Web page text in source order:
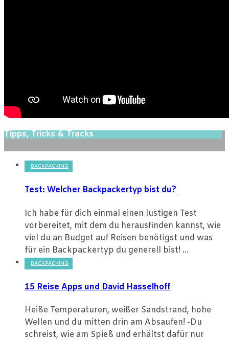
Tipps, Tricks & Tracks
BACKPACKING
Test: Welcher Backpackertyp bist du?
Ich habe für dich einmal einen lustigen Test
vorbereitet, mit dem du herausfinden kannst, wie
viel du an Budget auf Reisen benötigst und was
für ein Backpackertyp du generell bist! ...
BACKPACKING
15 Reise Apps und David Hasselhoff
Heiße Temperaturen, weißer Sandstrand, hohe
Wellen und du mitten drin am Absaufen! -Du
schreist, wie am Spieß und erhältst dafür nur